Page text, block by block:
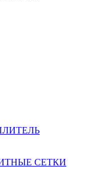
СЕТКИ